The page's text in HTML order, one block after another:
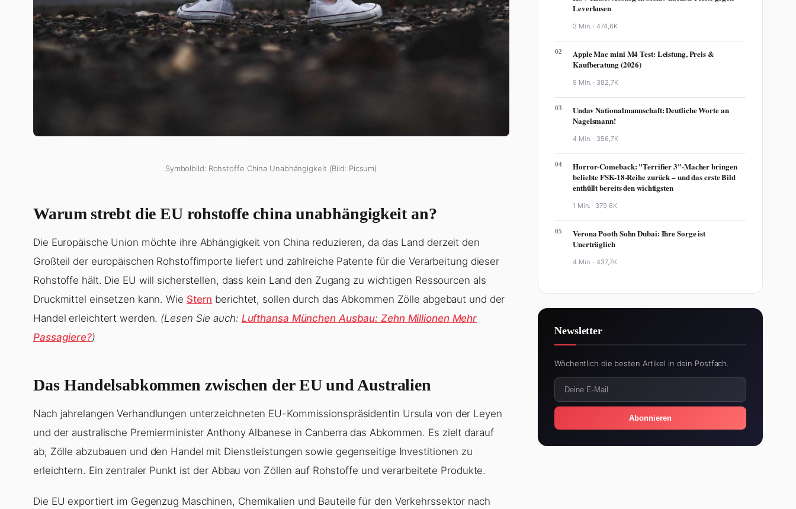
Symbolbild: Rohstoffe China Unabhängigkeit (Bild: Picsum)
Warum strebt die EU rohstoffe china unabhängigkeit an?
Die Europäische Union möchte ihre Abhängigkeit von China reduzieren, da das Land derzeit den
Großteil der europäischen Rohstoffimporte liefert und zahlreiche Patente für die Verarbeitung dieser
Rohstoffe hält. Die EU will sicherstellen, dass kein Land den Zugang zu wichtigen Ressourcen als
Druckmittel einsetzen kann. Wie Stern berichtet, sollen durch das Abkommen Zölle abgebaut und der
Handel erleichtert werden. (Lesen Sie auch: Lufthansa München Ausbau: Zehn Millionen Mehr
Passagiere?)
Das Handelsabkommen zwischen der EU und Australien
Nach jahrelangen Verhandlungen unterzeichneten EU-Kommissionspräsidentin Ursula von der Leyen
und der australische Premierminister Anthony Albanese in Canberra das Abkommen. Es zielt darauf
ab, Zölle abzubauen und den Handel mit Dienstleistungen sowie gegenseitige Investitionen zu
erleichtern. Ein zentraler Punkt ist der Abbau von Zöllen auf Rohstoffe und verarbeitete Produkte.
Die EU exportiert im Gegenzug Maschinen, Chemikalien und Bauteile für den Verkehrssektor nach
Leverkusen
3 Min. ·474,6K
02
Apple Mac mini M4 Test: Leistung, Preis &
Kaufberatung (2026)
9 Min. · 382,7K
03
Undav Nationalmannschaft: Deutliche Worte an
Nagelsmann!
4 Min. · 356,7K
04
Horror-Comeback: "Terrifier 3"-Macher bringen
beliebte FSK-18-Reihe zurück – und das erste Bild
enthüllt bereits den wichtigsten
1 Min. · 379,6K
05
Verona Pooth Sohn Dubai: Ihre Sorge ist
Unerträglich
4 Min. ·437,7K
Newsletter
Wöchentlich die besten Artikel in dein Postfach.
Abonnieren